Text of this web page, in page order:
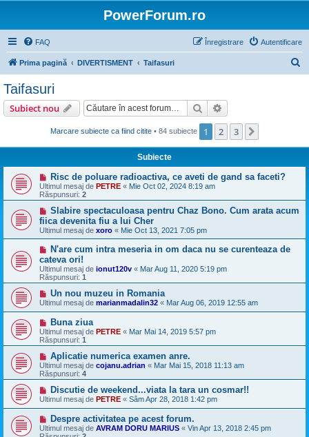
PowerForum.ro
FAQ Autentificare
Înregistrare
Prima pagină DIVERTISMENT Taifasuri
Taifasuri
Subiect nou Căutare
Marcare subiecte ca fiind citite • 84 subiecte 1 2 3
Subiecte
Risc de poluare radioactiva, ce aveti de gand sa faceti?
Ultimul mesaj de PETRE « Mie Oct 02, 2024 8:19 am
Răspunsuri: 2
Slabire spectaculoasa pentru Chaz Bono. Cum arata acum
fiica devenita fiu a lui Cher
Ultimul mesaj de xoro « Mie Oct 13, 2021 7:05 pm
N'are cum intra meseria in om daca nu se curenteaza de
cateva ori!
Ultimul mesaj de ionut120v « Mar Aug 11, 2020 5:19 pm
Răspunsuri: 1
Un nou muzeu in Romania
Ultimul mesaj de marianmadalin32 « Mar Aug 06, 2019 12:55 am
Buna ziua
Ultimul mesaj de PETRE « Mar Mai 14, 2019 5:57 pm
Răspunsuri: 1
Aplicatie numerica examen anre.
Ultimul mesaj de cojanu.adrian « Mar Mai 15, 2018 11:13 am
Răspunsuri: 4
Discutie de weekend...viata la tara un cosmar!!
Ultimul mesaj de PETRE « Sâm Apr 28, 2018 1:42 pm
Despre activitatea pe acest forum.
Ultimul mesaj de AVRAM DORU MARIUS « Vin Apr 13, 2018 2:45 pm